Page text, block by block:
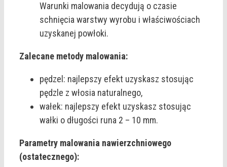
Warunki malowania decydują o czasie
schnięcia warstwy wyrobu i właściwościach
uzyskanej powłoki.
Zalecane metody malowania:
pędzel: najlepszy efekt uzyskasz stosując
pędzle z włosia naturalnego,
wałek: najlepszy efekt uzyskasz stosując
wałki o długości runa 2 – 10 mm.
Parametry malowania nawierzchniowego
(ostatecznego):